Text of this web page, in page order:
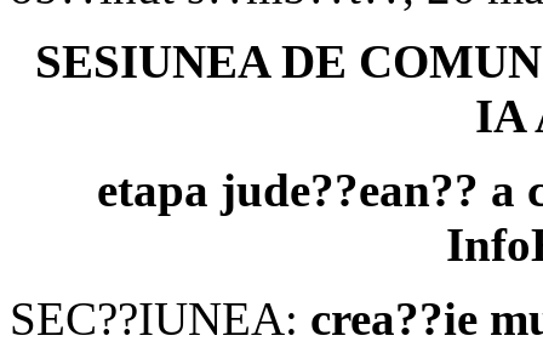
SESIUNEA DE
IA
etapa jude??ean??
SEC??IUNEA: crea??ie